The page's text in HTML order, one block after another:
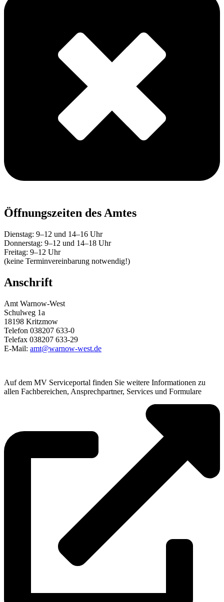
Öffnungszeiten des Amtes
Dienstag: 9–12 und 14–16 Uhr
Donnerstag: 9–12 und 14–18 Uhr
Freitag: 9–12 Uhr
(keine Terminvereinbarung notwendig!)
Anschrift
Amt Warnow-West
Schulweg 1a
18198 Kritzmow
Telefon 038207 633-0
Telefax 038207 633-29
E-Mail: amt@warnow-west.de
Auf dem MV Serviceportal finden Sie weitere Informationen zu
allen Fachbereichen, Ansprechpartner, Services und Formulare